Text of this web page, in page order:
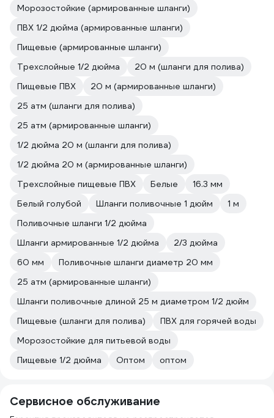
Морозостойкие (армированные шланги)
ПВХ 1/2 дюйма (армированные шланги)
Пищевые (армированные шланги)
Трехслойные 1/2 дюйма
20 м (шланги для полива)
Пищевые ПВХ
20 м (армированные шланги)
25 атм (шланги для полива)
25 атм (армированные шланги)
1/2 дюйма 20 м (шланги для полива)
1/2 дюйма 20 м (армированные шланги)
Трехслойные пищевые ПВХ
Белые
16.3 мм
Белый голубой
Шланги поливочные 1 дюйм
1 м
Поливочные шланги 1/2 дюйма
Шланги армированные 1/2 дюйма
2/3 дюйма
60 мм
Поливочные шланги диаметр 20 мм
25 атм (армированные шланги)
Шланги поливочные длиной 25 м диаметром 1/2 дюйм
Пищевые (шланги для полива)
ПВХ для горячей воды
Морозостойкие для питьевой воды
Пищевые 1/2 дюйма
Оптом оптом
Сервисное обслуживание